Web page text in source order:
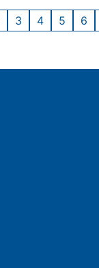
3 4 5 6